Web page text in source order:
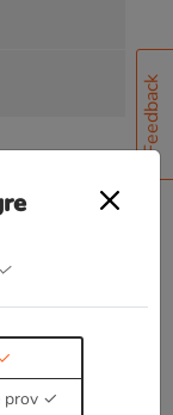
Feedback
Prova i 30
✓
prov